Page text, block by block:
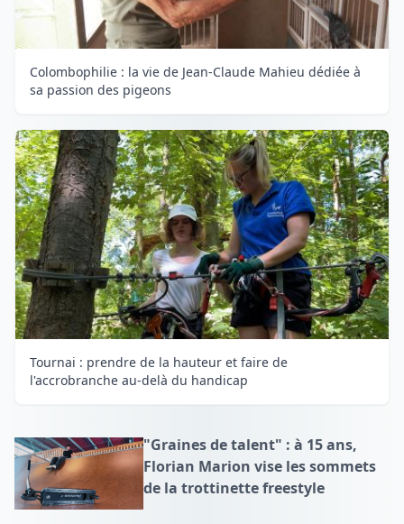
Colombophilie : la vie de Jean-Claude Mahieu dédiée à
sa passion des pigeons
Tournai : prendre de la hauteur et faire de
l'accrobranche au-delà du handicap
"Graines de talent" : à 15 ans,
Florian Marion vise les sommets
de la trottinette freestyle